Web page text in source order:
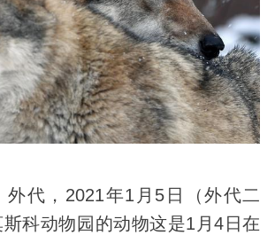
外代，2021年1月5日（外代二
科动物园的动物这是1月4日在